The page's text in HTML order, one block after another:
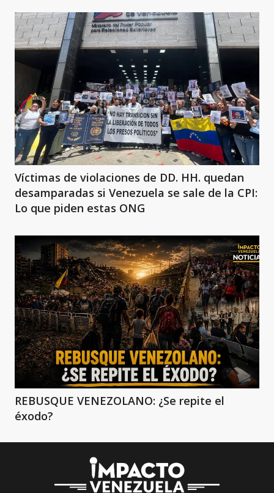
Víctimas de violaciones de DD. HH. quedan
desamparadas si Venezuela se sale de la CPI:
Lo que piden estas ONG
REBUSQUE VENEZOLANO: ¿Se repite el
éxodo?